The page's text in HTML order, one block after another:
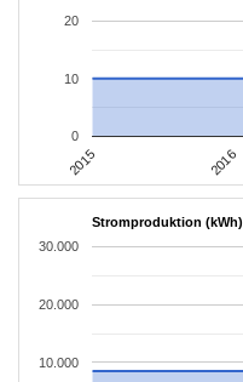
2015 2016
0
10
20
Stromproduktion (kWh)
10.000
20.000
30.000